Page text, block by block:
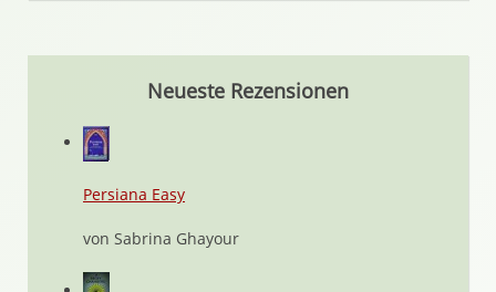
Neueste Rezensionen
Persiana Easy
von Sabrina Ghayour